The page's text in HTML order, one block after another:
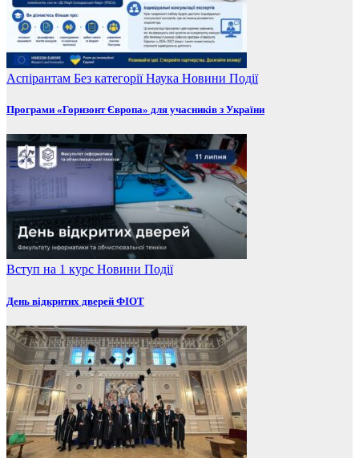
Аспірантам Без категоріїНаука Новини Події
Програми «Горизонт Європа» для учасників з України
Вступ на 1 курс Новини Події
День відкритих дверей ФІОТ